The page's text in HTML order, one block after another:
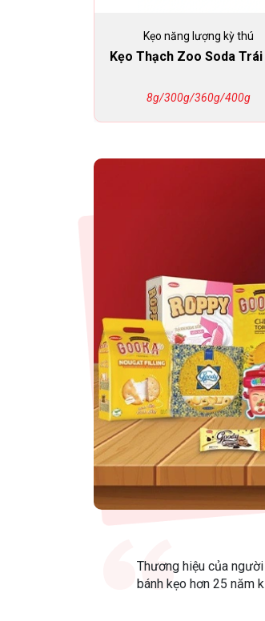
Kẹo năng lượng kỳ thú
Kẹo Thạch Zoo Soda Trái
8g/300g/360g/400g
Thương hiệu của
bánh kẹo hơn 25 năm